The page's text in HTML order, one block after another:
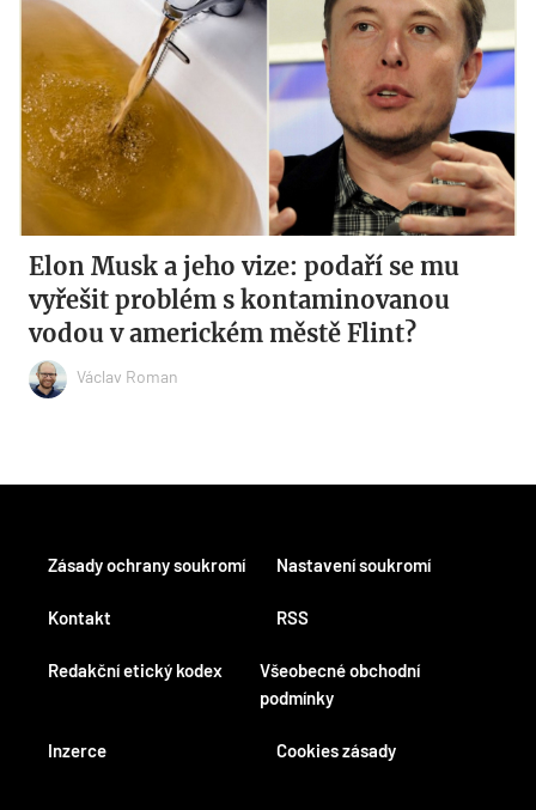
Elon Musk a jeho vize: podaří se mu
vyřešit problém s kontaminovanou
vodou v americkém městě Flint?
Václav Roman
Kontakt
Redakční etický kodex
Inzerce
RSS
Všeobecné obchodní
podmínky
Cookies zásady
Zásady ochrany soukromí Nastavení soukromí